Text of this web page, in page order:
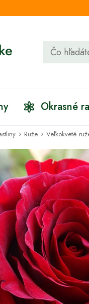
Okrasné
› Ruže › Veľkokveté